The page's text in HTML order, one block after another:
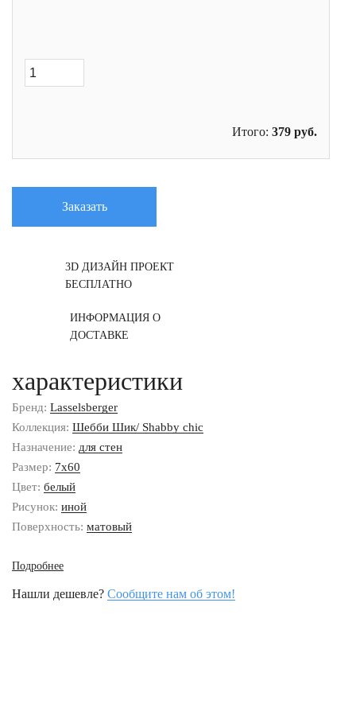
Итого: 379 руб.
Заказать
3D ДИЗАЙН ПРОЕКТ
БЕСПЛАТНО
ИНФОРМАЦИЯ О
ДОСТАВКЕ
характеристики
Бренд: Lasselsberger
Коллекция: Шебби Шик/ Shabby chic
Назначение: для стен
Размер: 7x60
Цвет: белый
Рисунок: иной
Поверхность: матовый
Подробнее
Нашли дешевле? Сообщите нам об этом!